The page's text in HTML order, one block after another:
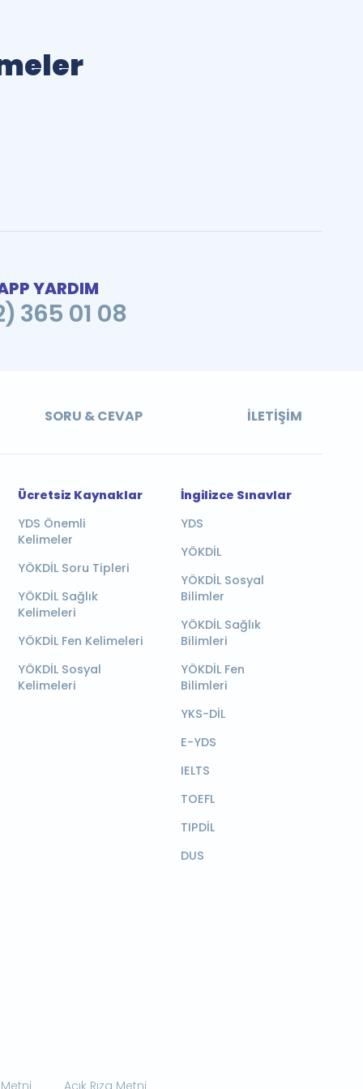
YARDIM
365 01 08
SORU & CEVAP İLETIŞIM
Ücretsiz Kaynaklar
YDS Önemli
Kelimeler
YÖKDİL Soru Tipleri
YÖKDİL Sağlık
Kelimeleri
YÖKDİL Fen Kelimeleri
YÖKDİL Sosyal
Kelimeleri
İngilizce Sınavlar
YDS
YÖKDİL
YÖKDİL Sosyal
Bilimler
YÖKDİL Sağlık
Bilimleri
YÖKDİL Fen
Bilimleri
YKS-DİL
E-YDS
IELTS
TOEFL
TIPDİL
DUS
Açık Rıza Metni